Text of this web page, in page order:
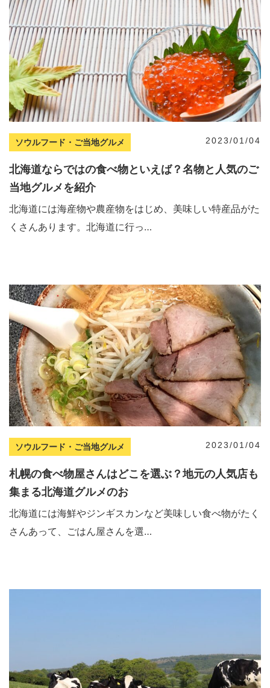
ソウルフード・ご当地グルメ 2023/01/04
北海道ならではの食べ物といえば？名物と人気のご
当地グルメを紹介
北海道には海産物や農産物をはじめ、美味しい特産品がた
くさんあります。北海道に行っ…
ソウルフード・ご当地グルメ 2023/01/04
札幌の食べ物屋さんはどこを選ぶ？地元の人気店も
集まる北海道グルメのお
北海道には海鮮やジンギスカンなど美味しい食べ物がたく
さんあって、ごはん屋さんを選…